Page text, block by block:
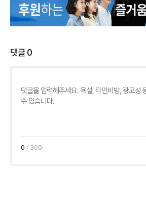
댓글0
0 / 300